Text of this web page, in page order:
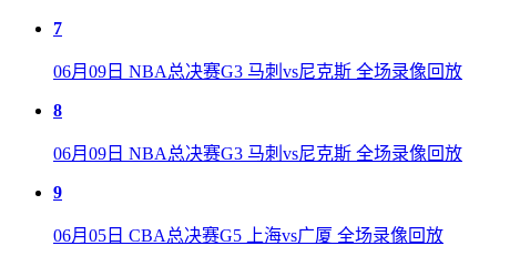
7
06月09日 NBA总决赛G3 马刺vs尼克斯 全场录像回放
8
06月09日 NBA总决赛G3 马刺vs尼克斯 全场录像回放
9
06月05日 CBA总决赛G5 上海vs广厦 全场录像回放